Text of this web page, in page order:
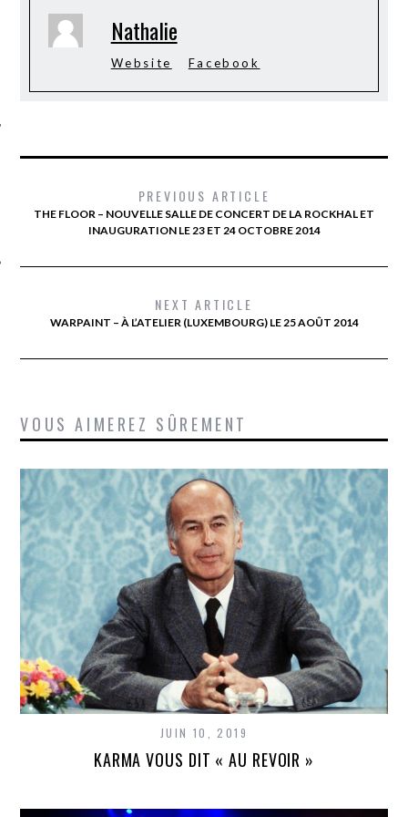
Nathalie
Website Facebook
PREVIOUS ARTICLE
THE FLOOR – NOUVELLE SALLE DE CONCERT DE LA ROCKHAL ET
INAUGURATION LE 23 ET 24 OCTOBRE 2014
NEXT ARTICLE
WARPAINT – À L’ATELIER (LUXEMBOURG) LE 25 AOÛT 2014
VOUS AIMEREZ SÛREMENT
JUIN 10, 2019
KARMA VOUS DIT « AU REVOIR »